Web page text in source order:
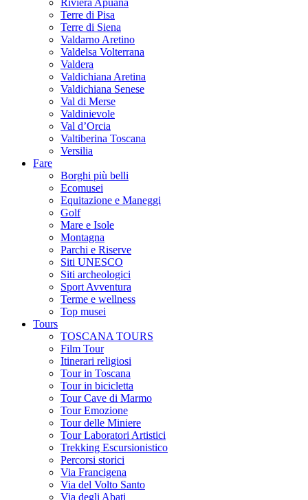
Riviera Apuana
Terre di Pisa
Terre di Siena
Valdarno Aretino
Valdelsa Volterrana
Valdera
Valdichiana Aretina
Valdichiana Senese
Val di Merse
Valdinievole
Val d’Orcia
Valtiberina Toscana
Versilia
Fare
Borghi più belli
Ecomusei
Equitazione e Maneggi
Golf
Mare e Isole
Montagna
Parchi e Riserve
Siti UNESCO
Siti archeologici
Sport Avventura
Terme e wellness
Top musei
Tours
TOSCANA TOURS
Film Tour
Itinerari religiosi
Tour in Toscana
Tour in bicicletta
Tour Cave di Marmo
Tour Emozione
Tour delle Miniere
Tour Laboratori Artistici
Trekking Escursionistico
Percorsi storici
Via Francigena
Via del Volto Santo
Via degli Abati